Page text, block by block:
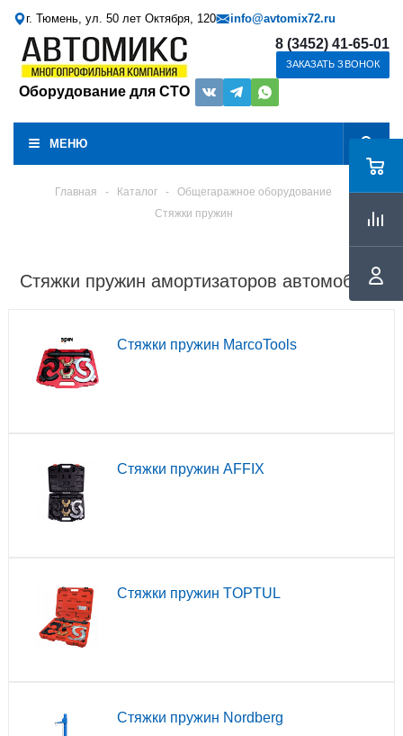
г. Тюмень, ул. 50 лет Октября, 120 info@avtomix72.ru
Оборудование для СТО
8 (3452) 41-65-01
ЗАКАЗАТЬ ЗВОНОК
МЕНЮ
Главная - Каталог -
Общегаражное оборудование
Стяжки пружин
Стяжки пружин амортизаторов автомобиля
Стяжки пружин MarcoTools
Стяжки пружин AFFIX
Стяжки пружин TOPTUL
Стяжки пружин Nordberg